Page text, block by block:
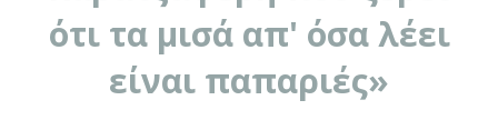
ότι τα μισά απ' όσα λέει
είναι παπαριές»